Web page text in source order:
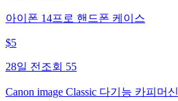
아이폰 14프로 핸드폰 케이스
$5
28일 전 조회 55
Canon image Classic 다기능 카피머신